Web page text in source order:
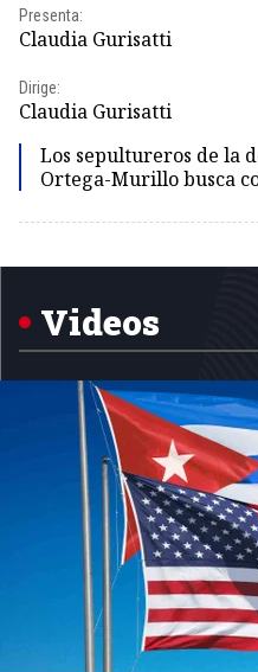
Presenta:
Claudia Gurisatti
Dirige:
Claudia Gurisatti
Los sepultureros de la
Ortega-Murillo busca
Videos